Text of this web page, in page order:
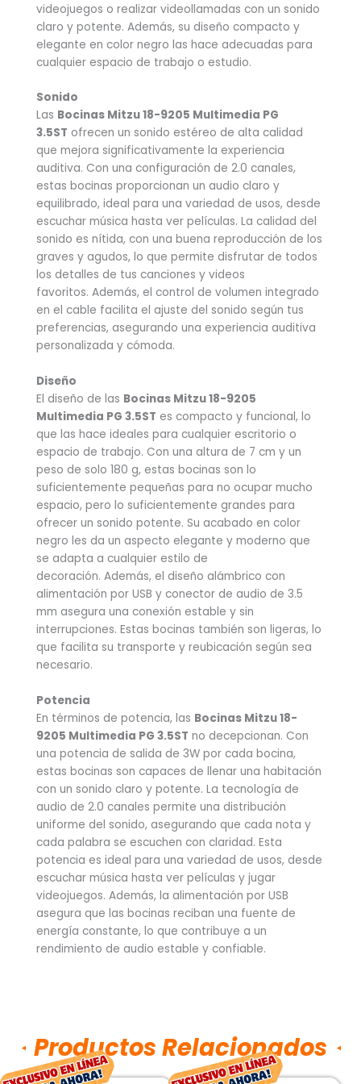
videojuegos o realizar videollamadas con un sonido
claro y potente. Además, su diseño compacto y
elegante en color negro las hace adecuadas para
cualquier espacio de trabajo o estudio.
Sonido
Las Bocinas Mitzu 18-9205 Multimedia PG
3.5ST ofrecen un sonido estéreo de alta calidad
que mejora significativamente la experiencia
auditiva. Con una configuración de 2.0 canales,
estas bocinas proporcionan un audio claro y
equilibrado, ideal para una variedad de usos, desde
escuchar música hasta ver películas. La calidad del
sonido es nítida, con una buena reproducción de los
graves y agudos, lo que permite disfrutar de todos
los detalles de tus canciones y videos
favoritos. Además, el control de volumen integrado
en el cable facilita el ajuste del sonido según tus
preferencias, asegurando una experiencia auditiva
personalizada y cómoda.
Diseño
El diseño de las Bocinas Mitzu 18-9205
Multimedia PG 3.5ST es compacto y funcional, lo
que las hace ideales para cualquier escritorio o
espacio de trabajo. Con una altura de 7 cm y un
peso de solo 180 g, estas bocinas son lo
suficientemente pequeñas para no ocupar mucho
espacio, pero lo suficientemente grandes para
ofrecer un sonido potente. Su acabado en color
negro les da un aspecto elegante y moderno que
se adapta a cualquier estilo de
decoración. Además, el diseño alámbrico con
alimentación por USB y conector de audio de 3.5
mm asegura una conexión estable y sin
interrupciones. Estas bocinas también son ligeras, lo
que facilita su transporte y reubicación según sea
necesario.
Potencia
En términos de potencia, las Bocinas Mitzu 18-
9205 Multimedia PG 3.5ST no decepcionan. Con
una potencia de salida de 3W por cada bocina,
estas bocinas son capaces de llenar una habitación
con un sonido claro y potente. La tecnología de
audio de 2.0 canales permite una distribución
uniforme del sonido, asegurando que cada nota y
cada palabra se escuchen con claridad. Esta
potencia es ideal para una variedad de usos, desde
escuchar música hasta ver películas y jugar
videojuegos. Además, la alimentación por USB
asegura que las bocinas reciban una fuente de
energía constante, lo que contribuye a un
rendimiento de audio estable y confiable.
Productos Relacionados